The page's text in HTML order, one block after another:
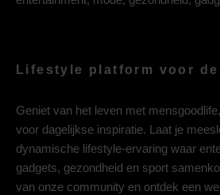
Lifestyle platform voor de
Geniet van het leven met
voor dagelijkse inspiratie. Laat je
dynamische lifestyle-ervaring waar
gadgets, gezondheid en sport
van onze community en ontdek een